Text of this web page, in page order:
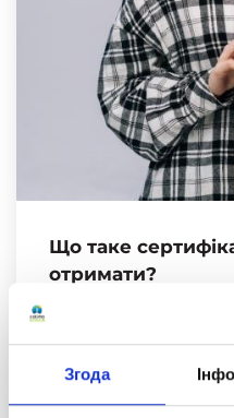
Згода
Що таке
отримати?
Національний
(НМТ) — це
школяра, який
українському